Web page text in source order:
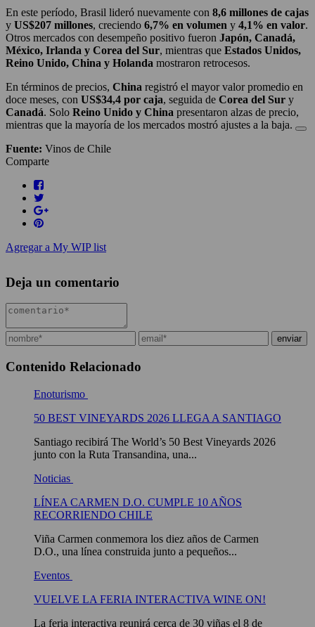
En este período, Brasil lideró nuevamente con 8,6 millones de cajas
y US$207 millones, creciendo 6,7% en volumen y 4,1% en valor.
Otros mercados con desempeño positivo fueron Japón, Canadá,
México, Irlanda y Corea del Sur, mientras que Estados Unidos,
Reino Unido, China y Holanda mostraron retrocesos.
En términos de precios, China registró el mayor valor promedio en
doce meses, con US$34,4 por caja, seguida de Corea del Sur y
Canadá. Solo Reino Unido y China presentaron alzas de precio,
mientras que la mayoría de los mercados mostró ajustes a la baja.
Fuente: Vinos de Chile
Comparte
Agregar a My WIP list
Deja un comentario
Contenido Relacionado
Enoturismo
50 BEST VINEYARDS 2026 LLEGA A SANTIAGO
Santiago recibirá The World’s 50 Best Vineyards 2026
junto con la Ruta Transandina, una...
Noticias
LÍNEA CARMEN D.O. CUMPLE 10 AÑOS
RECORRIENDO CHILE
Viña Carmen conmemora los diez años de Carmen
D.O., una línea construida junto a pequeños...
Eventos
VUELVE LA FERIA INTERACTIVA WINE ON!
La feria interactiva reunirá cerca de 30 viñas el 8 de